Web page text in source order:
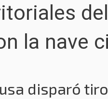
la nave
disparó